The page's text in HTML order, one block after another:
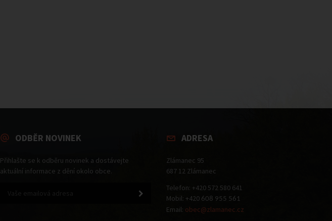
ODBĚR NOVINEK
Přihlašte se k odběru novinek a dostávejte
aktuální informace z dění okolo obce.
ADRESA
Zlámanec 95
687 12 Zlámanec
Telefon: +420 572 580 641
Mobil: +420 608 955 561
Email: obec@zlamanec.cz